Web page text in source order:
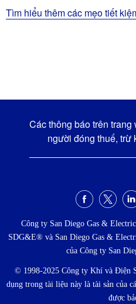
Tìm hiểu thêm các mẹo tiết
Các thông báo trên
người đóng thuế, trừ
xãCông ty San Diego Gas &
SDG&E® và San Diego Gas &
của Công ty San
© 1998-2025 Công ty Khí và Điện
dụng trong tài liệu này là tài sản của
được